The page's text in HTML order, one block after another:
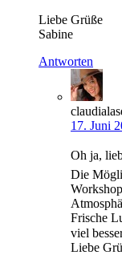
Liebe Grüße
Sabine
Antworten
17. Juni
Oh ja,
Die
Frische
viel
Liebe